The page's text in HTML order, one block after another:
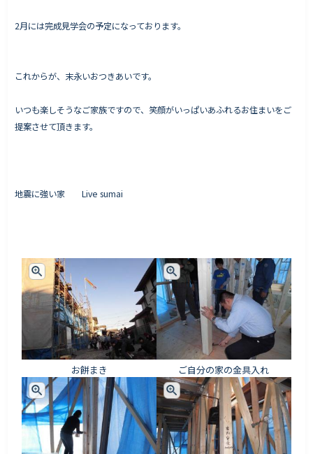
代表挨拶
2月には完成見学会の予定になっております。
これからが、末永いおつきあいです。
いつも楽しそうなご家族ですので、笑顔がいっぱいあふれるお住まいをご
提案させて頂きます。
地震に強い家 Live sumai
お餅まき ご自分の家の金具入れ